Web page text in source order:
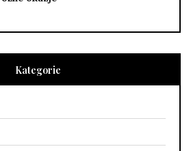
Kategorie